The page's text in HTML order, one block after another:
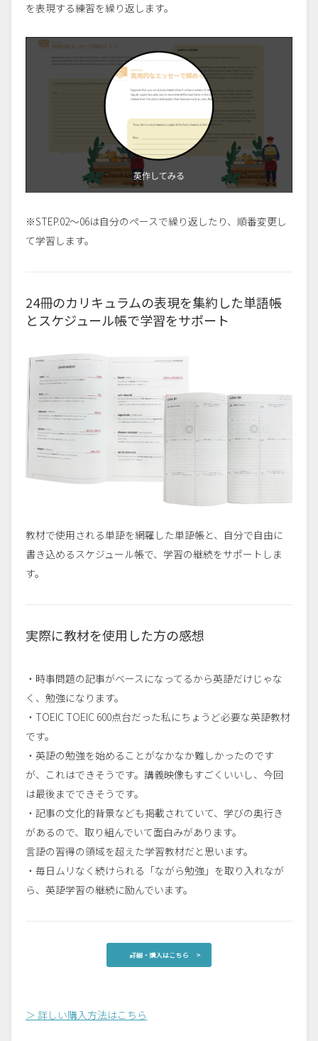
を表現する練習を繰り返します。
※STEP.02～06は自分のペースで繰り返したり、順番変更し
て学習します。
24冊のカリキュラムの表現を集約した単語帳
とスケジュール帳で学習をサポート
教材で使用される単語を網羅した単語帳と、自分で自由に
書き込めるスケジュール帳で、学習の継続をサポートしま
す。
実際に教材を使用した方の感想
・時事問題の記事がベースになってるから英語だけじゃな
く、勉強になります。
・TOEIC TOEIC 600点台だった私にちょうど必要な英語教材
です。
・英語の勉強を始めることがなかなか難しかったのです
が、これはできそうです。講義映像もすごくいいし、今回
は最後までできそうです。
・記事の文化的背景なども掲載されていて、学びの奥行き
があるので、取り組んでいて面白みがあります。
言語の習得の領域を超えた学習教材だと思います。
・毎日ムリなく続けられる「ながら勉強」を取り入れなが
ら、英語学習の継続に励んでいます。
＞ 詳しい購入方法はこちら